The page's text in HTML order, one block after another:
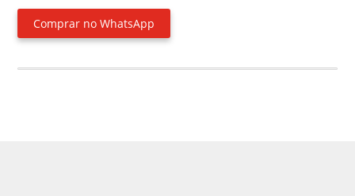
Comprar no WhatsApp